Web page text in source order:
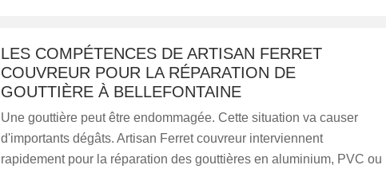
LES COMPÉTENCES DE ARTISAN FERRET
COUVREUR POUR LA RÉPARATION DE
GOUTTIÈRE À BELLEFONTAINE
Une gouttière peut être endommagée. Cette situation va causer
d'importants dégâts. Artisan Ferret couvreur interviennent
rapidement pour la réparation des gouttières en aluminium, PVC ou